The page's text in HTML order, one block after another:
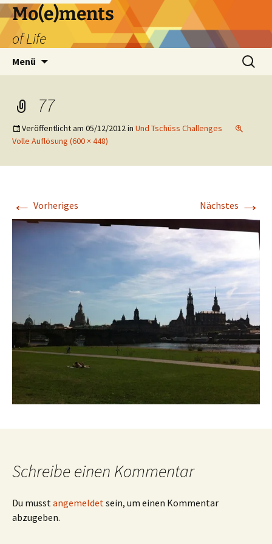
Zum
Inhalt
springen
Mo(e)ments
of Life
Menü
Suchen
nach:
77
Veröffentlicht am 05/12/2012in Und Tschüss Challenges
Volle Auflösung (600 × 448)
← Vorheriges Nächstes →
Schreibe einen Kommentar
Du musst angemeldet sein, um einen Kommentar
abzugeben.